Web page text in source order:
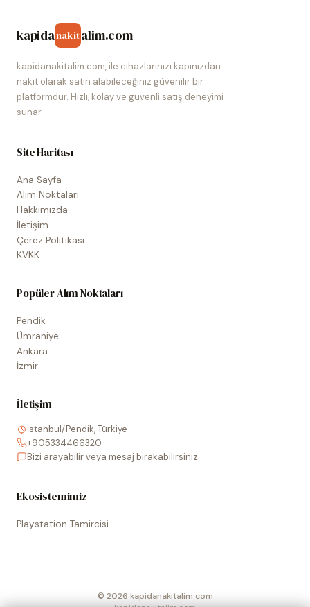
kapidanakitalim.com
kapidanakitalim.com, ile cihazlarınızı kapınızdan
nakit olarak satın alabileceğiniz güvenilir bir
platformdur. Hızlı, kolay ve güvenli satış deneyimi
sunar.
Site Haritası
Ana Sayfa
Alım Noktaları
Hakkımızda
İletişim
Çerez Politikası
KVKK
Popüler Alım Noktaları
Pendik
Ümraniye
Ankara
İzmir
İletişim
İstanbul/Pendik, Türkiye
+905334466320
Bizi arayabilir veya mesaj bırakabilirsiniz.
Ekosistemimiz
Playstation Tamircisi
© 2026 kapidanakitalim.com